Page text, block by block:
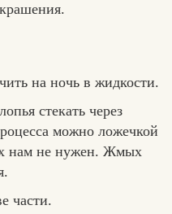
на ночь в жидкости.
стекать через
можно ложечкой
нам не нужен. Жмых
части.